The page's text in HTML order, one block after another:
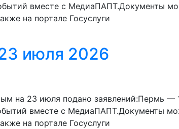
вместе с МедиаПАПТ.Документы
на портале Госуслуги
июля 2026
на 23 июля подано заявлений:Пермь
вместе с МедиаПАПТ.Документы
на портале Госуслуги